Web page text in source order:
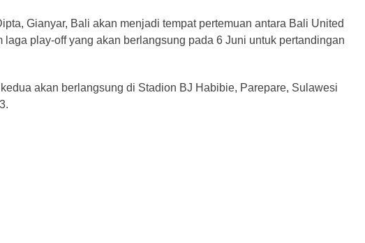
Gianyar, Bali akan menjadi tempat pertemuan antara Bali United
laga play-off yang akan berlangsung pada 6 Juni untuk pertandingan
akan berlangsung di Stadion BJ Habibie, Parepare, Sulawesi